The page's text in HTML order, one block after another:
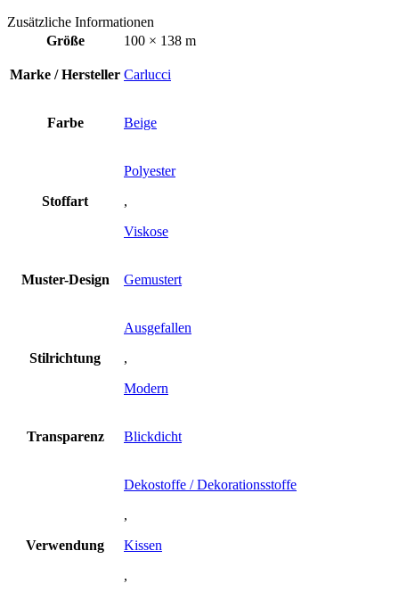
Zusätzliche Informationen
Größe
100 × 138 m
Marke / Hersteller Carlucci
Farbe Beige
Stoffart
Polyester
,
Viskose
Muster-Design Gemustert
Stilrichtung
Ausgefallen
,
Modern
Transparenz Blickdicht
Verwendung
Dekostoffe / Dekorationsstoffe
,
Kissen
,